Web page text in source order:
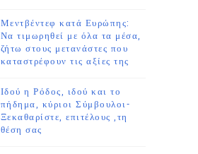
Μεντβέντεφ κατά Ευρώπης:
Να τιμωρηθεί με όλα τα μέσα,
ζήτω στους μετανάστες που
καταστρέφουν τις αξίες της
Ιδού η Ρόδος, ιδού και το
πήδημα, κύριοι Σύμβουλοι-
Ξεκαθαρίστε, επιτέλους ,τη
θέση σας